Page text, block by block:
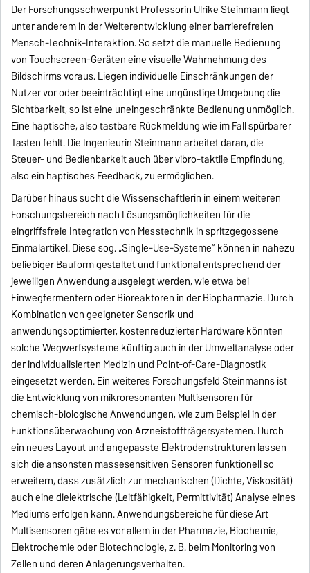
Der Forschungsschwerpunkt Professorin Ulrike Steinmann liegt
unter anderem in der Weiterentwicklung einer barrierefreien
Mensch-Technik-Interaktion. So setzt die manuelle Bedienung
von Touchscreen-Geräten eine visuelle Wahrnehmung des
Bildschirms voraus. Liegen individuelle Einschränkungen der
Nutzer vor oder beeinträchtigt eine ungünstige Umgebung die
Sichtbarkeit, so ist eine uneingeschränkte Bedienung unmöglich.
Eine haptische, also tastbare Rückmeldung wie im Fall spürbarer
Tasten fehlt. Die Ingenieurin Steinmann arbeitet daran, die
Steuer- und Bedienbarkeit auch über vibro-taktile Empfindung,
also ein haptisches Feedback, zu ermöglichen.
Darüber hinaus sucht die Wissenschaftlerin in einem weiteren
Forschungsbereich nach Lösungsmöglichkeiten für die
eingriffsfreie Integration von Messtechnik in spritzgegossene
Einmalartikel. Diese sog. „Single-Use-Systeme“ können in nahezu
beliebiger Bauform gestaltet und funktional entsprechend der
jeweiligen Anwendung ausgelegt werden, wie etwa bei
Einwegfermentern oder Bioreaktoren in der Biopharmazie. Durch
Kombination von geeigneter Sensorik und
anwendungsoptimierter, kostenreduzierter Hardware könnten
solche Wegwerfsysteme künftig auch in der Umweltanalyse oder
der individualisierten Medizin und Point-of-Care-Diagnostik
eingesetzt werden. Ein weiteres Forschungsfeld Steinmanns ist
die Entwicklung von mikroresonanten Multisensoren für
chemisch-biologische Anwendungen, wie zum Beispiel in der
Funktionsüberwachung von Arzneistoffträgersystemen. Durch
ein neues Layout und angepasste Elektrodenstrukturen lassen
sich die ansonsten massesensitiven Sensoren funktionell so
erweitern, dass zusätzlich zur mechanischen (Dichte, Viskosität)
auch eine dielektrische (Leitfähigkeit, Permittivität) Analyse eines
Mediums erfolgen kann. Anwendungsbereiche für diese Art
Multisensoren gäbe es vor allem in der Pharmazie, Biochemie,
Elektrochemie oder Biotechnologie, z. B. beim Monitoring von
Zellen und deren Anlagerungsverhalten.